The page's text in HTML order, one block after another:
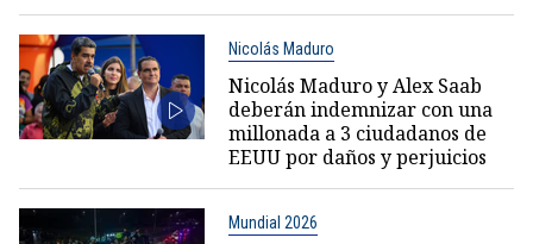
Nicolás Maduro
Nicolás Maduro y Alex Saab
deberán indemnizar con una
millonada a 3 ciudadanos de
EEUU por daños y perjuicios
Mundial 2026